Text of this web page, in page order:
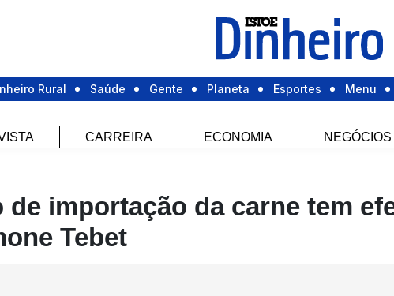
Rural Saúde Gente Planeta Esportes Menu
CARREIRA ECONOMIA NEGÓCIOS
de importação da carne tem
Tebet